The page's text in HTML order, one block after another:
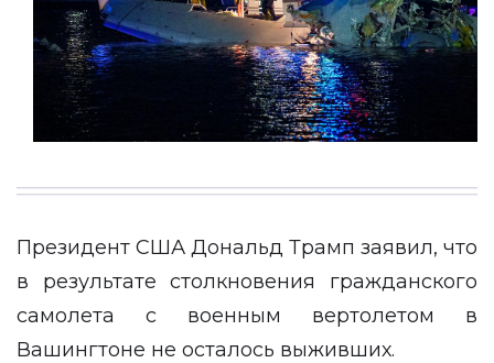
Президент США Дональд Трамп заявил, что
в результате столкновения гражданского
самолета с военным вертолетом в
Вашингтоне не осталось выживших.